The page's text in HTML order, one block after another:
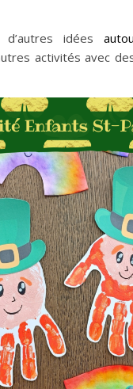
idées
activités avec